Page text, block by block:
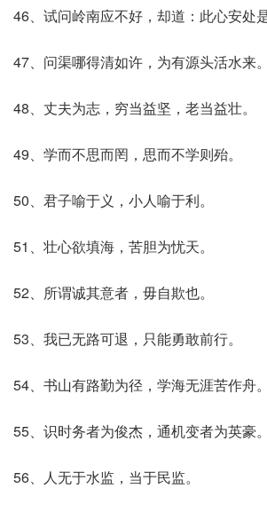
46、试问岭南应不好，却道：此心安处是
47、问渠哪得清如许，为有源头活水来。
48、丈夫为志，穷当益坚，老当益壮。
49、学而不思而罔，思而不学则殆。
50、君子喻于义，小人喻于利。
51、壮心欲填海，苦胆为忧天。
52、所谓诚其意者，毋自欺也。
53、我已无路可退，只能勇敢前行。
54、书山有路勤为径，学海无涯苦作舟。
55、识时务者为俊杰，通机变者为英豪。
56、人无于水监，当于民监。